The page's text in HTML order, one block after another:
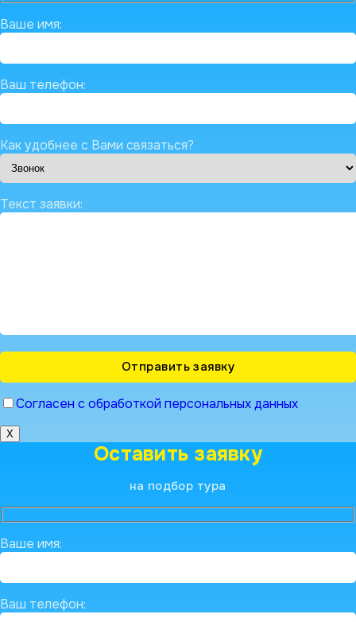
Ваше имя:
Ваш телефон:
Как удобнее с Вами связаться?
Текст заявки:
Согласен с обработкой персональных данных
X
Оставить заявку
на подбор тура
Ваше имя:
Ваш телефон: